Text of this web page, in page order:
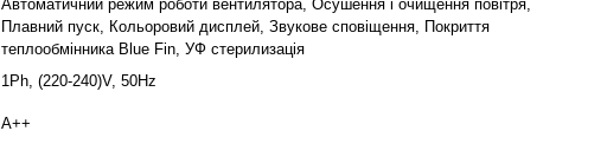
Автоматичний режим роботи вентилятора, Осушення і очищення повітря,
Плавний пуск, Кольоровий дисплей, Звукове сповіщення, Покриття
теплообмінника Blue Fin, УФ стерилизація
1Ph, (220-240)V, 50Hz
A++